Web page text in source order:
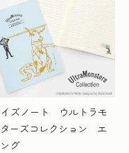
イズノート ウルトラモ
ーズコレクション エ
グ